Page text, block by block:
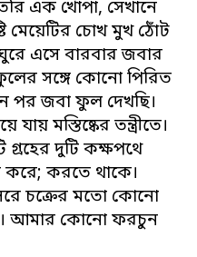
এক খোঁপা, সেখানে
চোখ মুখ ঠোঁট
এসে বারবার জবার
সঙ্গে কোনো পিরিত
পর জবা ফুল দেখছি।
মস্তিষ্কের তন্ত্রীতে।
দুটি কক্ষপথে
করে; করতে থাকে।
চক্রের মতো কোনো
আমার কোনো ফরচুন